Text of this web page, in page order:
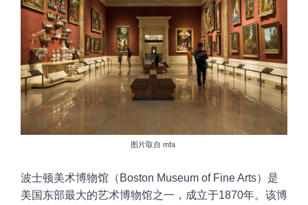
图片取自 mfa
波士顿美术博物馆（Boston Museum of Fine Arts）是
美国东部最大的艺术博物馆之一，成立于1870年。该博